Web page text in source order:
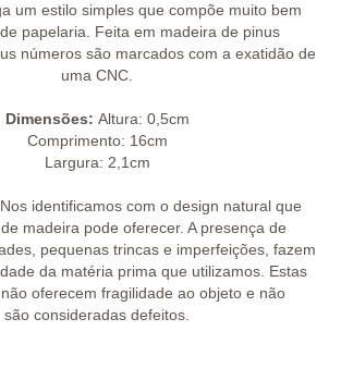
um estilo simples que compõe muito bem
papelaria. Feita em madeira de pinus
números são marcados com a exatidão de
uma CNC.
Dimensões: Altura: 0,5cm
Comprimento: 16cm
Largura: 2,1cm
Nos identificamos com o design natural que
madeira pode oferecer. A presença de
pequenas trincas e imperfeições, fazem
da matéria prima que utilizamos. Estas
oferecem fragilidade ao objeto e não
são consideradas defeitos.